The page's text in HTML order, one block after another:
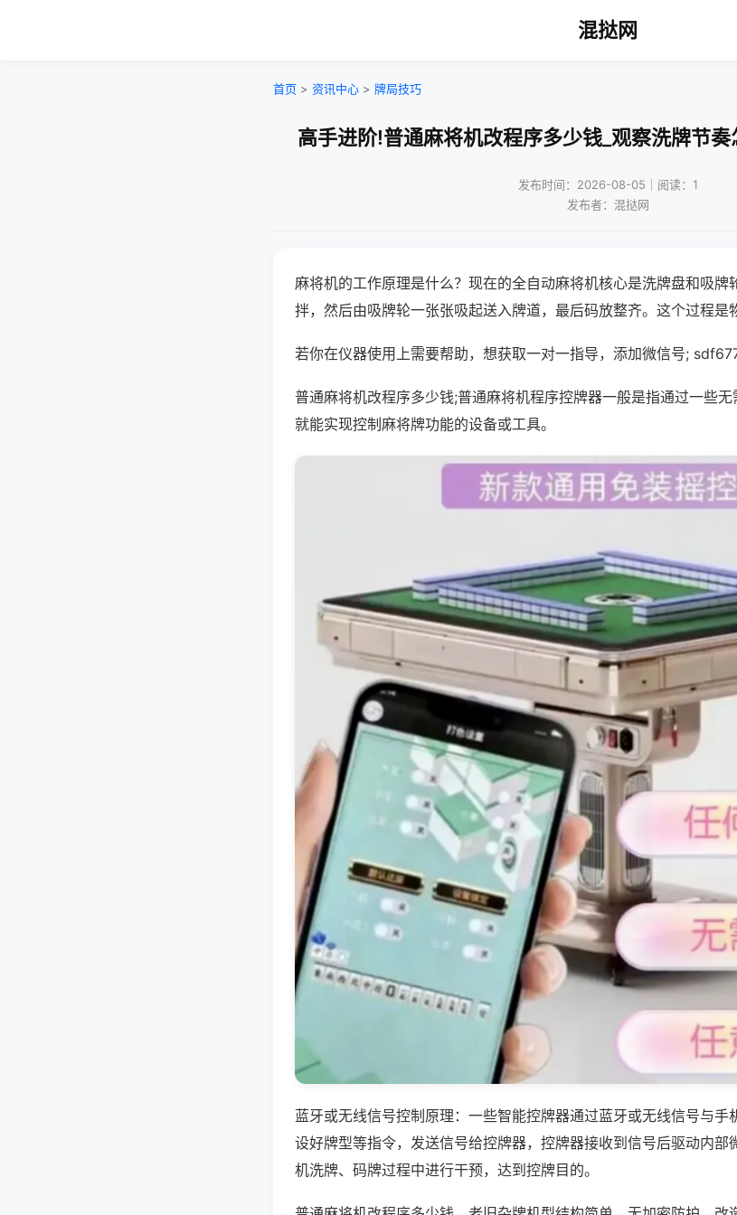
混挞网
首页 > 资讯中心 > 牌局技巧
高手进阶!普通麻将机改程序多少钱_观察洗牌节
发布时间：2026-08-05｜阅读：1
发布者：混挞网
麻将机的工作原理是什么？现在的全自动麻将机核心是洗牌盘和吸牌
拌，然后由吸牌轮一张张吸起送入牌道，最后码放整齐。这个过程是
若你在仪器使用上需要帮助，想获取一对一指导，添加微信号;
普通麻将机改程序多少钱;普通麻将机程序控牌器一般是指通过一些
就能实现控制麻将牌功能的设备或工具。
蓝牙或无线信号控制原理：一些智能控牌器通过蓝牙或无线信号与手
设好牌型等指令，发送信号给控牌器，控牌器接收到信号后驱动内部
机洗牌、码牌过程中进行干预，达到控牌目的。